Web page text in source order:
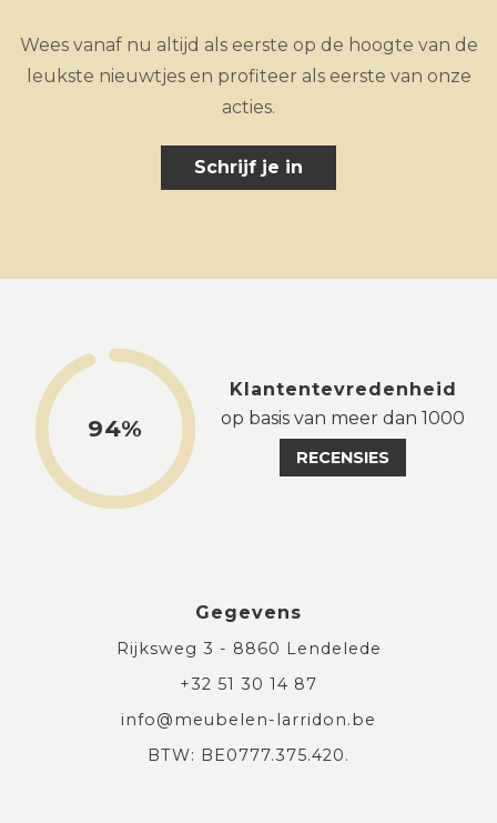
Wees vanaf nu altijd als eerste op de hoogte van de
leukste nieuwtjes en profiteer als eerste van onze
acties.
Schrijf je in
94%
Klantentevredenheid
op basis van meer dan 1000
RECENSIES
Gegevens
Rijksweg 3 - 8860 Lendelede
+32 51 30 14 87
info@meubelen-larridon.be
BTW: BE0777.375.420.